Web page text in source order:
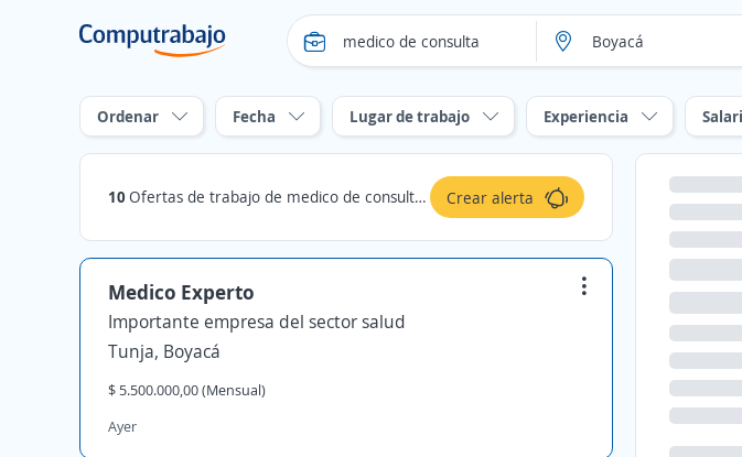
Ordenar Fecha Lugar de trabajo Experiencia
10 Ofertas de trabajo de medico de consulta en Boyacá Crear alerta
Medico Experto
Importante empresa del sector salud
Tunja, Boyacá
$ 5.500.000,00 (Mensual)
Ayer